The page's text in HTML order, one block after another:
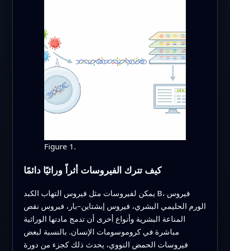
Figure 1.
كيف تترك الفيروسات أثراً وراثيًا دائمًا
يمكن لفيروسات مثل فيروس التهاب الكبد B، فيروس
الورم الحليمي البشري، فيروس إبشتاين–بار، فيروس نقص
المناعة البشرية وأنواع أخرى أن تدمج مادتها الوراثية
مباشرة في كروموسومات الإنسان. بالنسبة لبعض
فيروسات الحمض النووي، يحدث ذلك كجزء من دورة